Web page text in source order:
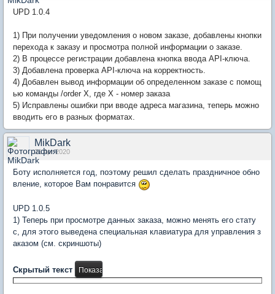
UPD 1.0.4
1) При получении уведомления о новом заказе, добавлены кнопки
перехода к заказу и просмотра полной информации о заказе.
2) В процессе регистрации добавлена кнопка ввода API-ключа.
3) Добавлена проверка API-ключа на корректность.
4) Добавлен вывод информации об определенном заказе с помощ
ью команды /order X, где X - номер заказа
5) Исправлены ошибки при вводе адреса магазина, теперь можно
вводить его в разных форматах.
MikDark
21 Apr 2020
Боту исполняется год, поэтому решил сделать праздничное обно
вление, которое Вам понравится
UPD 1.0.5
1) Теперь при просмотре данных заказа, можно менять его стату
с, для этого выведена специальная клавиатура для управления з
аказом (см. скриншоты)
Скрытый текст